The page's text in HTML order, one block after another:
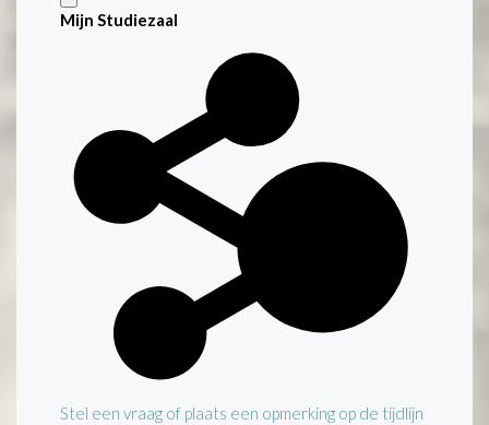
Mijn Studiezaal
Stel een vraag of plaats een opmerking op de tijdlijn